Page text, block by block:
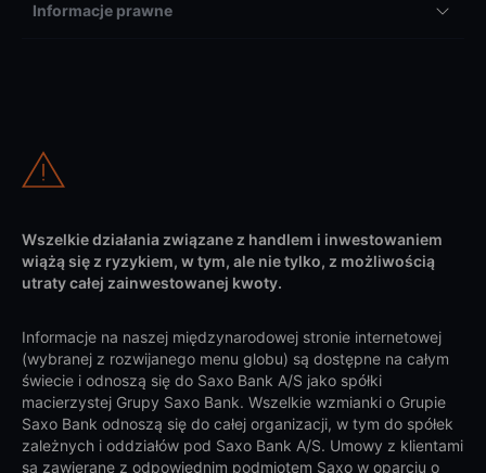
Informacje prawne
Wszelkie działania związane z handlem i inwestowaniem
wiążą się z ryzykiem, w tym, ale nie tylko, z możliwością
utraty całej zainwestowanej kwoty.
Informacje na naszej międzynarodowej stronie internetowej
(wybranej z rozwijanego menu globu) są dostępne na całym
świecie i odnoszą się do Saxo Bank A/S jako spółki
macierzystej Grupy Saxo Bank. Wszelkie wzmianki o Grupie
Saxo Bank odnoszą się do całej organizacji, w tym do spółek
zależnych i oddziałów pod Saxo Bank A/S. Umowy z klientami
są zawierane z odpowiednim podmiotem Saxo w oparciu o